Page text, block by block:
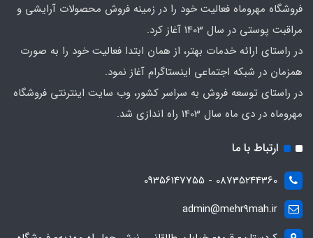
فروشگاه مهروماه فعالیت خود را در زمینه فروش محصولات آرایشی و
مراقبت پوستی در سال 1403 آغاز کرد.
در راستای ارائه خدمات بهتر، از همان ابتدا فعالیت خود را به صورت
همزمان در شبکه اجتماعی اینستاگرام آغاز نمود.
در راستای توسعه فروش به سراسر کشور، وب سایت اینترنتی فروشگاه
مهروماه در دی ماه سال 1403 راه اندازی شد.
ارتباط با ما
08735244360 - 09356147755
admin@mehr9mah.ir